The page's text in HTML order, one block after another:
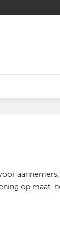
DIE
-
op maat,